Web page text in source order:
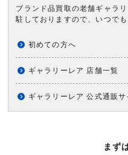
ブランド品買取の老舗ギャラ
駐しておりますので、いつで
初めての方へ
ギャラリーレア 店舗一覧
ギャラリーレア 公式通販サ
まず